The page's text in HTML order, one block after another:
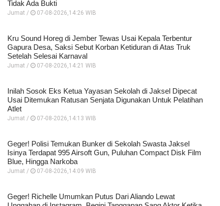
Tidak Ada Bukti
Jumat / 07-08-2026,14:26 WIB
Kru Sound Horeg di Jember Tewas Usai Kepala Terbentur
Gapura Desa, Saksi Sebut Korban Ketiduran di Atas Truk
Setelah Selesai Karnaval
Jumat / 07-08-2026,14:21 WIB
Inilah Sosok Eks Ketua Yayasan Sekolah di Jaksel Dipecat
Usai Ditemukan Ratusan Senjata Digunakan Untuk Pelatihan
Atlet
Jumat / 07-08-2026,14:13 WIB
Geger! Polisi Temukan Bunker di Sekolah Swasta Jaksel
Isinya Terdapat 995 Airsoft Gun, Puluhan Compact Disk Film
Blue, Hingga Narkoba
Jumat / 07-08-2026,14:09 WIB
Geger! Richelle Umumkan Putus Dari Aliando Lewat